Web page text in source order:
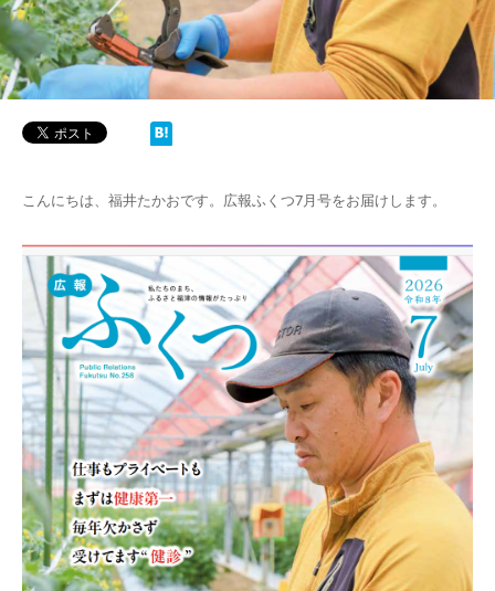
こんにちは、福井たかおです。広報ふくつ7月号をお届けします。